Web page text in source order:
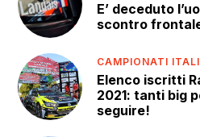
E’ deceduto
scontro
CAMPIONATI
Elenco iscritti
2021: tanti big
seguire!